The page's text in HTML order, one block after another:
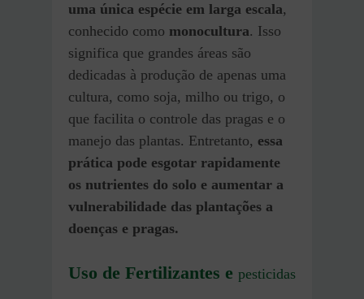
uma única espécie em larga escala,
conhecido como monocultura. Isso
significa que grandes áreas são
dedicadas à produção de apenas uma
cultura, como soja, milho ou trigo, o
que facilita o controle das pragas e o
manejo das plantas. Entretanto, essa
prática pode esgotar rapidamente
os nutrientes do solo e aumentar a
vulnerabilidade das plantações a
doenças e pragas.
Uso de Fertilizantes e pesticidas